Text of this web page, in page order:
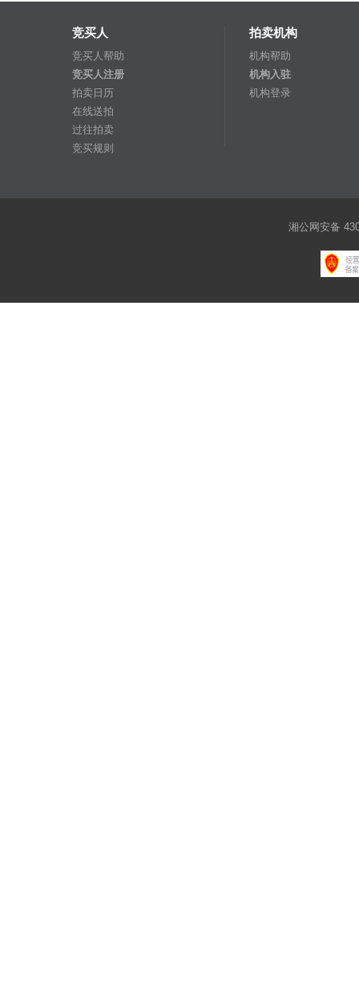
竞买人
竞买人帮助
竞买人注册
拍卖日历
在线送拍
过往拍卖
竞买规则
拍卖机构
机构帮助
机构入驻
机构登录
湘公网安备